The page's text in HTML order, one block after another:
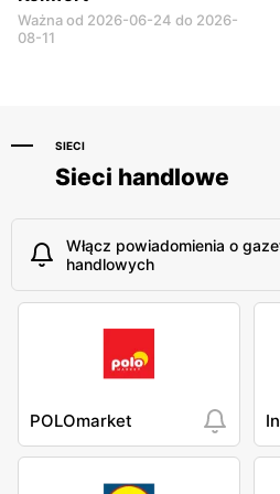
Ważna od 2026-06-24 do 2026-
08-11
SIECI
Sieci handlowe
Włącz powiadomienia o
handlowych
POLOmarket